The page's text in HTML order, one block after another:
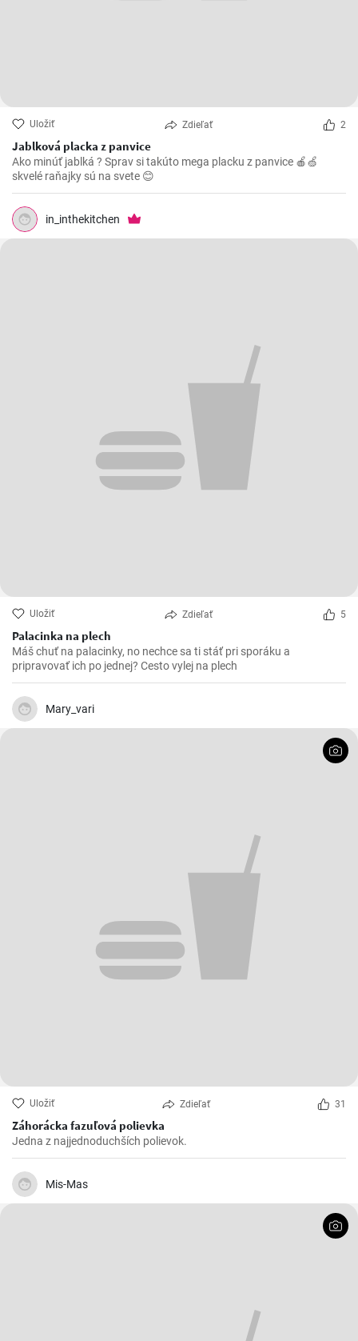
Uložiť Zdieľať 2
Jablková placka z panvice
Ako minúť jablká ? Sprav si takúto mega placku z panvice 🍎🍏
skvelé raňajky sú na svete 😊
in_inthekitchen
Uložiť Zdieľať 5
Palacinka na plech
Máš chuť na palacinky, no nechce sa ti stáť pri sporáku a
pripravovať ich po jednej? Cesto vylej na plech
Mary_vari
Uložiť Zdieľať 31
Záhorácka fazuľová polievka
Jedna z najjednoduchších polievok.
Mis-Mas